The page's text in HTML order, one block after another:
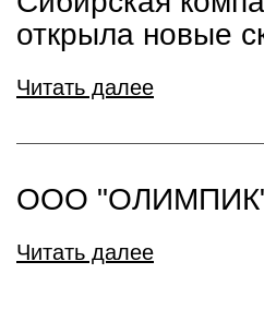
открыла новые
Читать далее
ООО
Читать далее